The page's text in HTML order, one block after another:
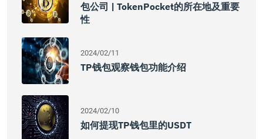
包公司 | TokenPocket的所在地及重要
性
2024/02/11
TP钱包观察钱包功能介绍
2024/02/10
如何提现TP钱包里的USDT